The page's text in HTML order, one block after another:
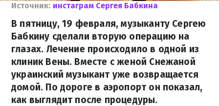
Источник: инстаграм Сергея Бабкина
В пятницу, 19 февраля, музыканту Сергею
Бабкину сделали вторую операцию на
глазах. Лечение происходило в одной из
клиник Вены. Вместе с женой Снежаной
украинский музыкант уже возвращается
домой. По дороге в аэропорт он показал,
как выглядит после процедуры.